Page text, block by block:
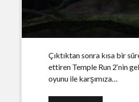
Çıktıktan sonra kısa bir
ettiren Temple Run 2‘nin
oyunu ile karşımıza…